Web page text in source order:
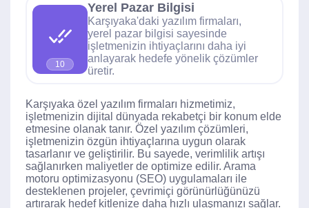
10
Yerel Pazar Bilgisi
Karşıyaka'daki yazılım firmaları,
yerel pazar bilgisi sayesinde
işletmenizin ihtiyaçlarını daha iyi
anlayarak hedefe yönelik çözümler
üretir.
Karşıyaka özel yazılım firmaları hizmetimiz,
işletmenizin dijital dünyada rekabetçi bir konum elde
etmesine olanak tanır. Özel yazılım çözümleri,
işletmenizin özgün ihtiyaçlarına uygun olarak
tasarlanır ve geliştirilir. Bu sayede, verimlilik artışı
sağlanırken maliyetler de optimize edilir. Arama
motoru optimizasyonu (SEO) uygulamaları ile
desteklenen projeler, çevrimiçi görünürlüğünüzü
artırarak hedef kitlenize daha hızlı ulaşmanızı sağlar.